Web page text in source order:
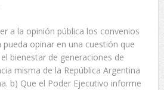
a la opinión pública los convenios
pueda opinar en una cuestión que
bienestar de generaciones de
misma de la República Argentina
b) Que el Poder Ejecutivo informe